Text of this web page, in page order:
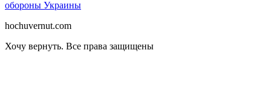
обороны Украины
hochuvernut.com
Хочу вернуть. Все права защищены